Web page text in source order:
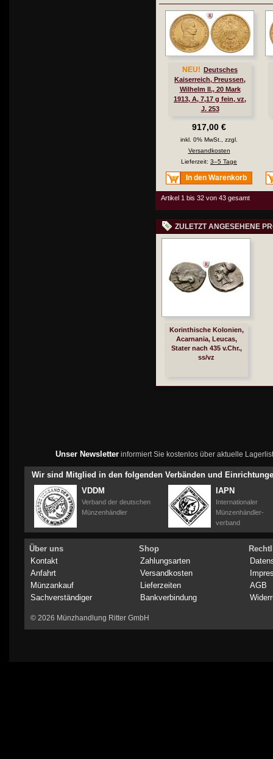
NEU!
Deutsches
Kaiserreich, Preussen,
Wilhelm II., 20 Mark
1913, A, 7,17 g fein, vz,
J. 253
917,00 €
inkl. 0% MwSt., zzgl.
Versandkosten
Lieferzeit: 3–5 Tage
In den Warenkorb
Artikel 1 bis 32 von 43 gesamt
ZULETZT ANGESEHENE
Korinthische Kolonien,
Acarnania, Leucas,
Stater nach 435 v.Chr.,
ss/vz
Unser Newsletterinformiert Sie kostenlos über aktuelle
Wir sind Mitglied in den folgenden Verbänden und
VDDM
Verband der deutschen
Münzenhändler
IAPN
Internationaler
Münzenhändler-
verband
Über uns
Kontakt
Anfahrt
Münzankauf
Sachverständiger
Shop
Zahlungsarten
Versandkosten
Lieferzeiten
Bankverbindung
AGB
© 2026 Münzhandlung Ritter GmbH